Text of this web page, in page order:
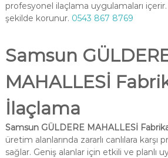
profesyonel ilaçlama uygulamaları
şekilde korunur. 0543 867 8769
Samsun
MAHALLESİ
İlaçlama
Samsun GÜLDERE MAHALLESİ
üretim alanlarında zararlı canlılara
sağlar. Geniş alanlar için etkili ve planlı